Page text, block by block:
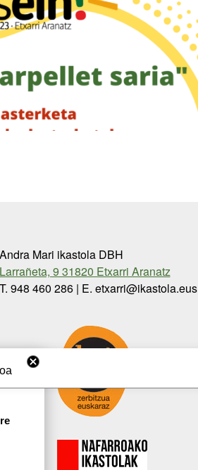
Andra Mari ikastola DBH
Larrañeta, 9 31820 Etxarri Aranatz
T. 948 460 286 | E. etxarri@ikastola.eus